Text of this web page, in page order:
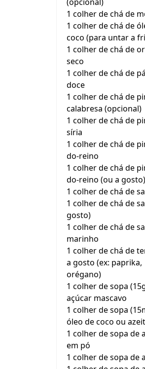
1 colher de chá de
1 colher de chá de
coco (para untar a
1 colher de chá de
seco
1 colher de chá de
doce
1 colher de chá de
calabresa (opcional)
1 colher de chá de
síria
1 colher de chá de
do-reino
1 colher de chá de
do-reino (ou a gosto)
1 colher de chá de
1 colher de chá de
gosto)
1 colher de chá de
marinho
1 colher de chá de
a gosto (ex: paprika,
orégano)
1 colher de sopa
açúcar mascavo
1 colher de sopa
óleo de coco ou
1 colher de sopa de
em pó
1 colher de sopa de